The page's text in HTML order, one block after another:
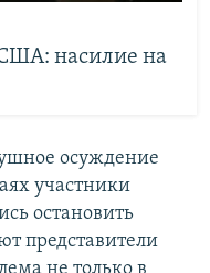
насилие на
осуждение
участники
остановить
представители